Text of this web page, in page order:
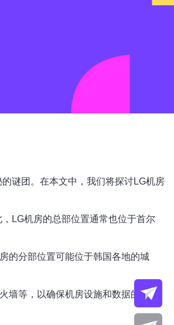
谜团。在本文中，我们将探讨LG机房
LG机房的总部位置通常也位于首尔
的分部位置可能位于韩国各地的城
墙等，以确保机房设施和数据的安